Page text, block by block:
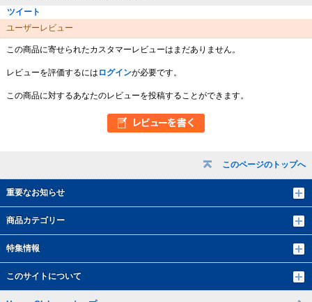
このページのトップへ
重要なお知らせ
商品カテゴリー
特集情報
このサイトについて
ツイート
ユーザーレビュー
この商品に寄せられたカスタマーレビューはまだありません。
レビューを評価するには ログインが必要です。
この商品に対するあなたのレビューを投稿することができます。